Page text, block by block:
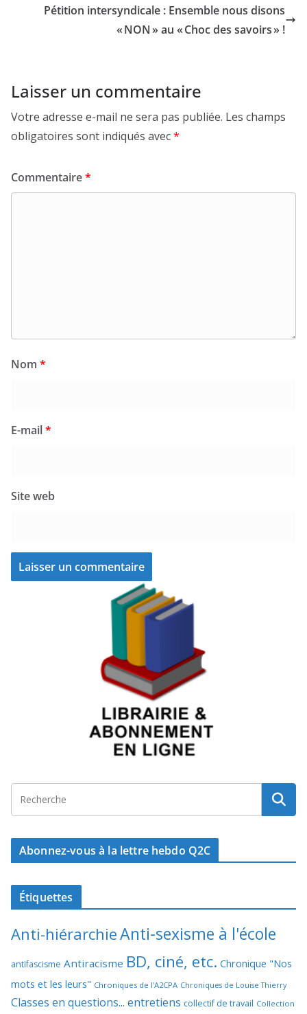
Pétition intersyndicale : Ensemble nous disons
« NON » au « Choc des savoirs » !
Laisser un commentaire
Votre adresse e-mail ne sera pas publiée. Les champs
obligatoires sont indiqués avec*
Commentaire*
Nom *
E-mail*
Site web
Abonnez-vous à la lettre hebdo Q2C
Étiquettes
Anti-hiérarchieAnti-sexisme à l'école
antifascisme Antiracisme BD, ciné, etc. Chronique "Nos
mots et les leurs" Chroniques de l'A2CPA Chroniques de Louise Thierry
Classes en questions... entretiens collectif de travail Collection